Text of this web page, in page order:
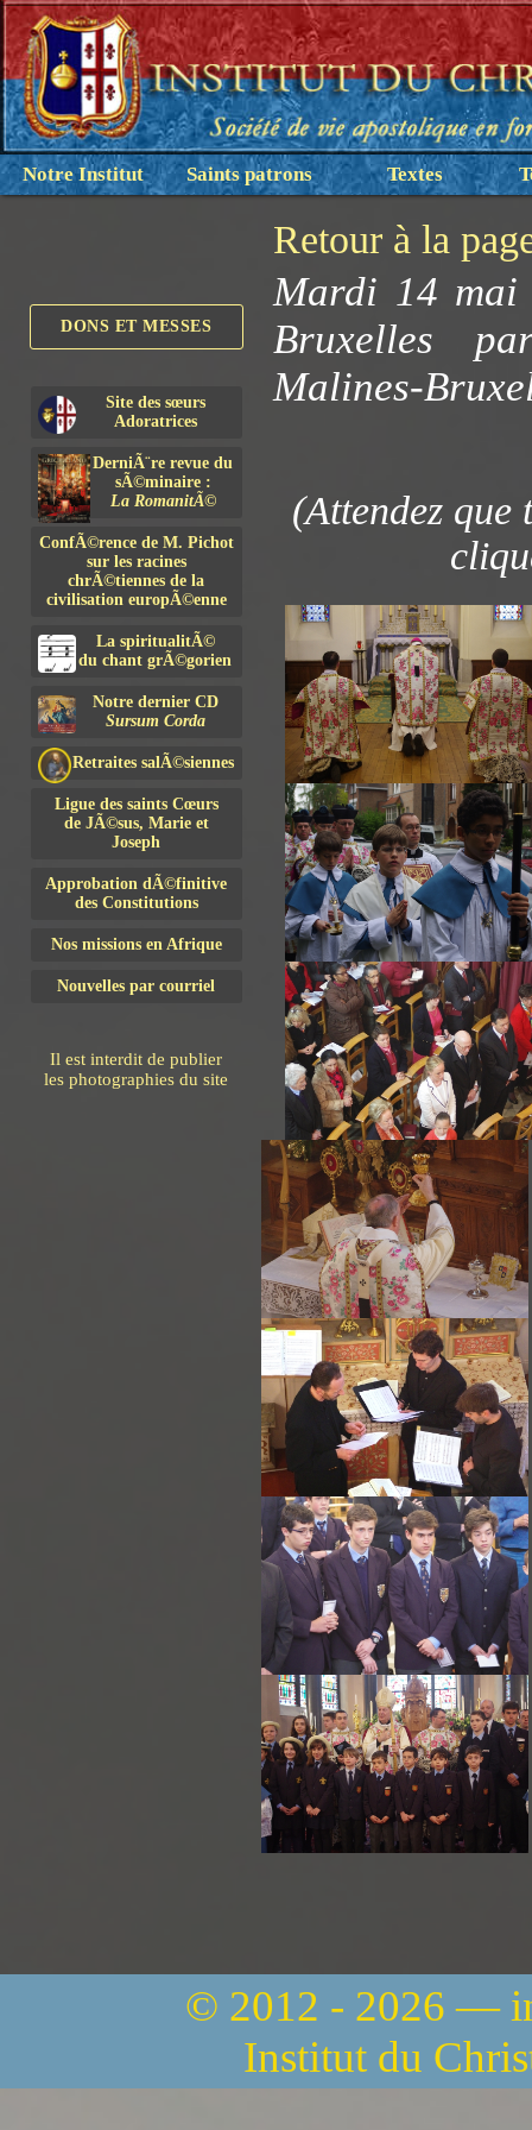
Notre Institut Saints patrons Textes
DONS ET MESSES
Site des sœurs
Adoratrices
DerniÃ¨re revue du
sÃ©minaire :
La RomanitÃ©
ConfÃ©rence de M. Pichot
sur les racines
chrÃ©tiennes de la
civilisation europÃ©enne
La spiritualitÃ©
du chant grÃ©gorien
Notre dernier CD
Sursum Corda
Retraites salÃ©siennes
Ligue des saints Cœurs
de JÃ©sus, Marie et
Joseph
Approbation dÃ©finitive
des Constitutions
Nos missions en Afrique
Nouvelles par courriel
Il est interdit de publier
les photographies du site
Retour à la
Mardi 14 mai
Bruxelles
Malines-
(Attendez que
© 2012 - 2026 —
Institut du